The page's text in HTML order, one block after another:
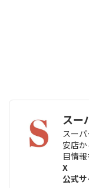
スー
スー
安店
目情
X
公式